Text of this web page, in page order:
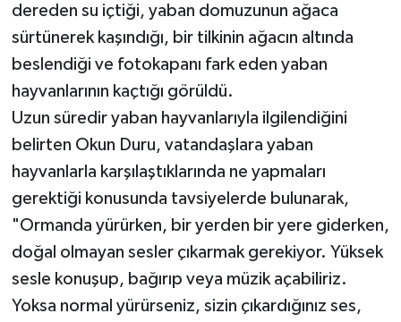
dereden su içtiği, yaban domuzunun ağaca
sürtünerek kaşındığı, bir tilkinin ağacın altında
beslendiği ve fotokapanı fark eden yaban
hayvanlarının kaçtığı görüldü.
Uzun süredir yaban hayvanlarıyla ilgilendiğini
belirten Okun Duru, vatandaşlara yaban
hayvanlarla karşılaştıklarında ne yapmaları
gerektiği konusunda tavsiyelerde bulunarak,
"Ormanda yürürken, bir yerden bir yere giderken,
doğal olmayan sesler çıkarmak gerekiyor. Yüksek
sesle konuşup, bağırıp veya müzik açabiliriz.
Yoksa normal yürürseniz, sizin çıkardığınız ses,